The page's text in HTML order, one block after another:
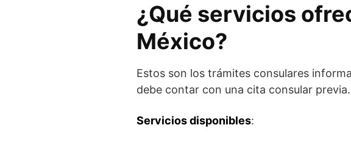
¿Qué servicios
México?
Estos son los trámites consulares
debe contar con una cita consular previa.
Servicios disponibles: